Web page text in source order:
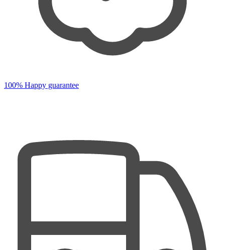
100% Happy guarantee